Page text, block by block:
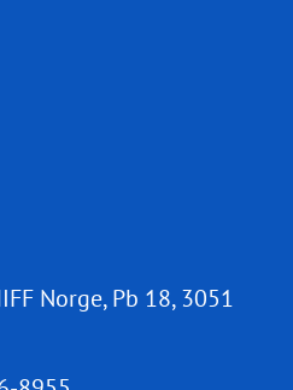
Norge, Pb 18, 3051